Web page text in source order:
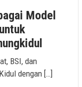
Model
BSI, dan
dengan […]